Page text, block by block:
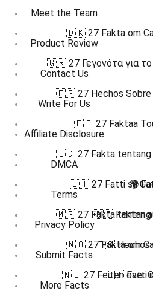
Meet the Team
Product Review
Contact Us
Write For Us
Affiliate Disclosure
DMCA
Terms
Privacy Policy
Submit Facts
More Facts
🇩🇰 27 Fakta om
🇬🇷 27 Γεγονότα για
🇪🇸 27 Hechos Sobre
🇫🇮 27 Faktaa
🇮🇩 27 Fakta tentang
🇮🇹 27 Fatti su
🇲🇸 27 Fakta tentang
🇳🇴 27 Fakta om
🇳🇱 27 Feiten over
🌍
🇩🇪 Fakten
🇪🇸 Hechos
🇮🇹 Fatti